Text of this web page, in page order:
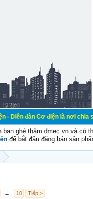
điện là nơi chia sẽ kiến
bạn ghé thăm dmec.vn và có
để bắt đầu đăng bán sản
→ 10 Tiếp >